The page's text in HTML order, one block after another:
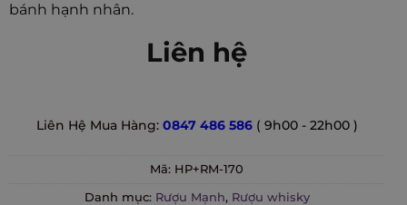
bánh hạnh nhân.
Liên hệ
Liên Hệ Mua Hàng: 0847 486 586 ( 9h00 - 22h00 )
Mã: HP+RM-170
Danh mục: Rượu Mạnh, Rượu whisky